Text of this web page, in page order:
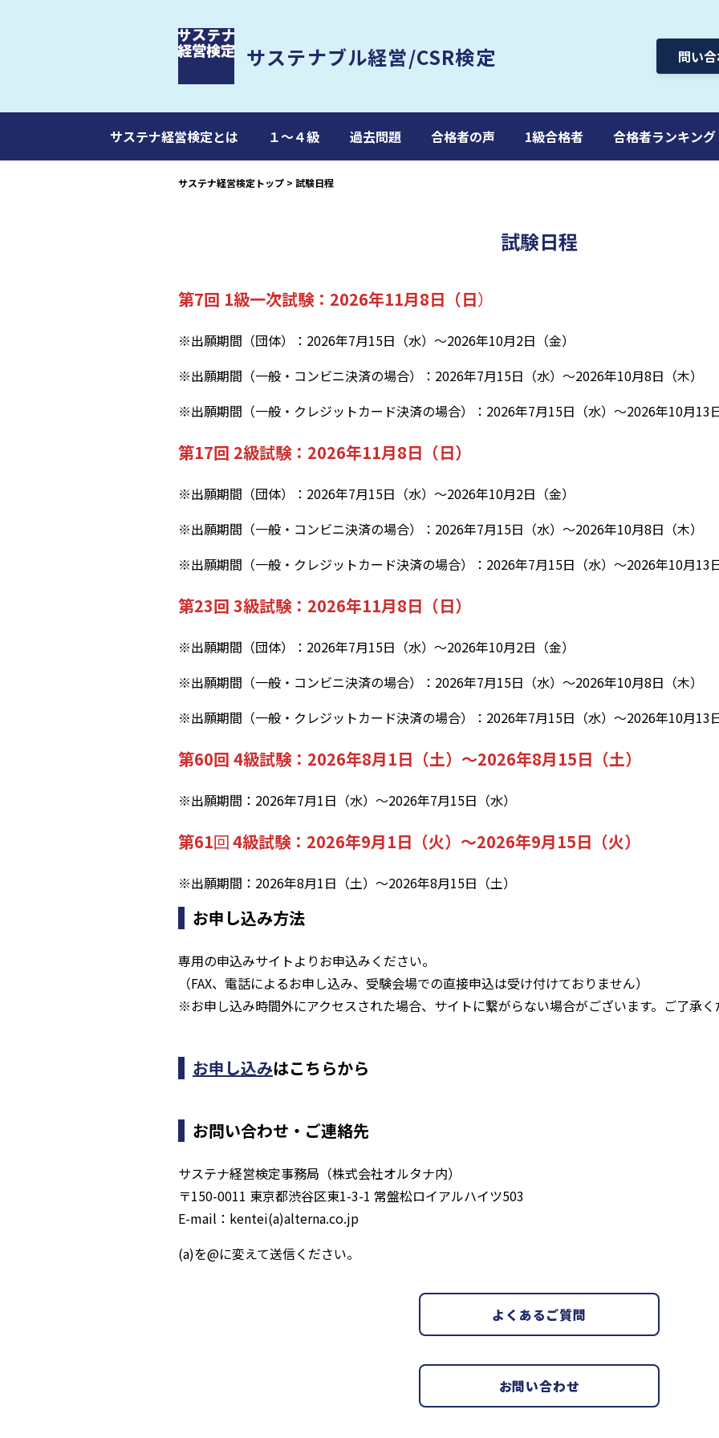
サステナブル経営/CSR検定 問い
サステナ経営検定とは １～４級 過去問題 合格者の声 1級合格者 合格者ランキング
サステナ経営検定トップ > 試験日程
試験日程
第7回 1級一次試験：2026年11月8日（日）
※出願期間（団体）：2026年7月15日（水）～2026年10月2日（金）
※出願期間（一般・コンビニ決済の場合）：2026年7月15日（水）～2026年10月8日（木）
※出願期間（一般・クレジットカード決済の場合）：2026年7月15日（水）～2026年10月13
第17回 2級試験：2026年11月8日（日）
※出願期間（団体）：2026年7月15日（水）～2026年10月2日（金）
※出願期間（一般・コンビニ決済の場合）：2026年7月15日（水）～2026年10月8日（木）
※出願期間（一般・クレジットカード決済の場合）：2026年7月15日（水）～2026年10月13
第23回 3級試験：2026年11月8日（日）
※出願期間（団体）：2026年7月15日（水）～2026年10月2日（金）
※出願期間（一般・コンビニ決済の場合）：2026年7月15日（水）～2026年10月8日（木）
※出願期間（一般・クレジットカード決済の場合）：2026年7月15日（水）～2026年10月13
第60回 4級試験：2026年8月1日（土）～2026年8月15日（土）
※出願期間：2026年7月1日（水）～2026年7月15日（水）
第61回4級試験：2026年9月1日（火）～2026年9月15日（火）
※出願期間：2026年8月1日（土）～2026年8月15日（土）
お申し込み方法
専用の申込みサイトよりお申込みください。
（FAX、電話によるお申し込み、受験会場での直接申込は受け付けておりません）
※お申し込み時間外にアクセスされた場合、サイトに繋がらない場合がございます。ご了承
お申し込みはこちらから
お問い合わせ・ご連絡先
サステナ経営検定事務局（株式会社オルタナ内）
〒150-0011 東京都渋谷区東1-3-1 常盤松ロイアルハイツ503
E-mail：kentei(a)alterna.co.jp
(a)を@に変えて送信ください。
よくあるご質問
お問い合わせ